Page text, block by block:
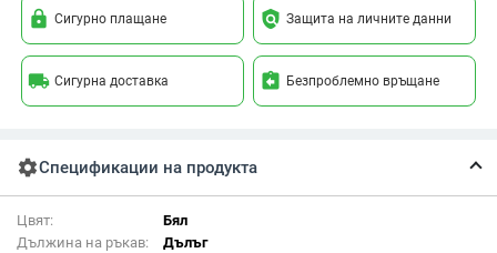
lock Сигурно плащане policy Защита на личните данни
local_shipping Сигурна доставка assignment_return Безпроблемно връщане
settingsСпецификации на продукта
Цвят:
Бял
Дължина на ръкав:
Дълъг